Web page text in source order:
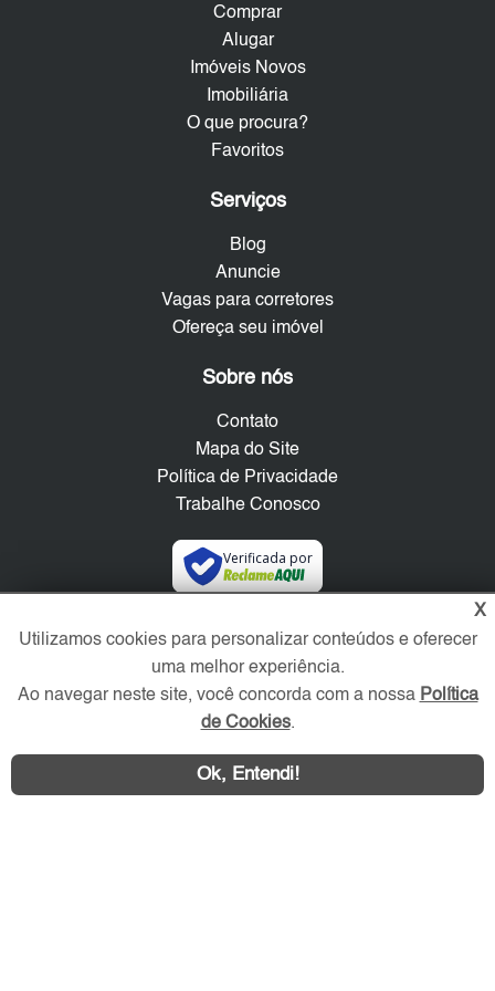
Comprar
Alugar
Imóveis Novos
Imobiliária
O que procura?
Favoritos
Serviços
Blog
Anuncie
Vagas para corretores
Ofereça seu imóvel
Sobre nós
Contato
Mapa do Site
Política de Privacidade
Trabalhe Conosco
Verificada por
Redes Sociais
X
Utilizamos cookies para personalizar conteúdos e oferecer
uma melhor experiência.
Ao navegar neste site, você concorda com a nossa Política
de Cookies.
Ok, Entendi!